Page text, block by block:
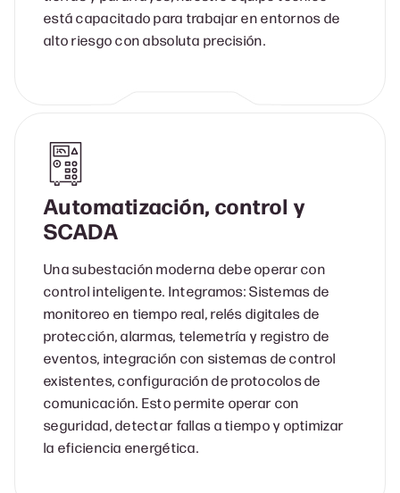
está capacitado para trabajar en entornos de
alto riesgo con absoluta precisión.
Automatización, control y
SCADA
Una subestación moderna debe operar con
control inteligente. Integramos: Sistemas de
monitoreo en tiempo real, relés digitales de
protección, alarmas, telemetría y registro de
eventos, integración con sistemas de control
existentes, configuración de protocolos de
comunicación. Esto permite operar con
seguridad, detectar fallas a tiempo y optimizar
la eficiencia energética.